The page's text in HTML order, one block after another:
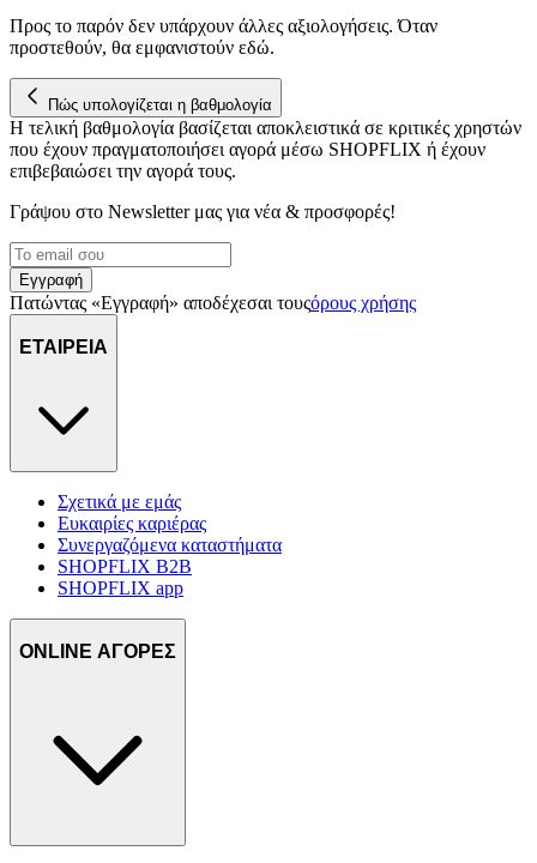
Προς το παρόν δεν υπάρχουν άλλες αξιολογήσεις. Όταν
προστεθούν, θα εμφανιστούν εδώ.
Πώς υπολογίζεται η βαθμολογία
Η τελική βαθμολογία βασίζεται αποκλειστικά σε κριτικές χρηστών
που έχουν πραγματοποιήσει αγορά μέσω SHOPFLIX ή έχουν
επιβεβαιώσει την αγορά τους.
Γράψου στο Νewsletter μας για νέα & προσφορές!
Εγγραφή
Πατώντας «Εγγραφή» αποδέχεσαι τουςόρους χρήσης
ΕΤΑΙΡΕΙΑ
Σχετικά με εμάς
Ευκαιρίες καριέρας
Συνεργαζόμενα καταστήματα
SHOPFLIX B2B
SHOPFLIX app
ONLINE ΑΓΟΡΕΣ